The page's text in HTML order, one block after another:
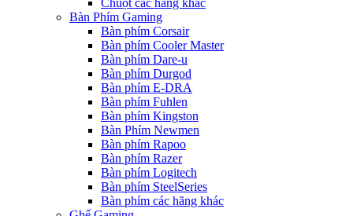
Chuột các hãng khác
Bàn Phím Gaming
Bàn phím Corsair
Bàn phím Cooler Master
Bàn phím Dare-u
Bàn phím Durgod
Bàn phím E-DRA
Bàn phím Fuhlen
Bàn phím Kingston
Bàn Phím Newmen
Bàn phím Rapoo
Bàn phím Razer
Bàn phím Logitech
Bàn phím SteelSeries
Bàn phím các hãng khác